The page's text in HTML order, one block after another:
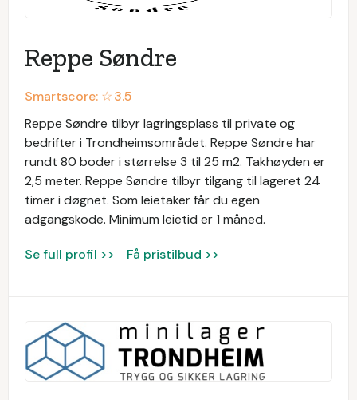
Reppe Søndre
Smartscore: ☆3.5
Reppe Søndre tilbyr lagringsplass til private og
bedrifter i Trondheimsområdet. Reppe Søndre har
rundt 80 boder i størrelse 3 til 25 m2. Takhøyden er
2,5 meter. Reppe Søndre tilbyr tilgang til lageret 24
timer i døgnet. Som leietaker får du egen
adgangskode. Minimum leietid er 1 måned.
Se full profil >> Få pristilbud >>